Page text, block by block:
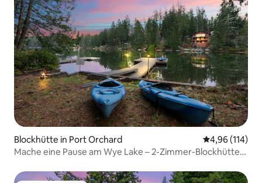
Blockhütte in Port Orchard
4,96 (114)
Mache eine Pause am Wye Lake – 2-Zimmer-Blockhütte